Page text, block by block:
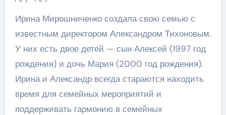
Ирина Мирошниченко создала свою семью с
известным директором Александром Тихоновым.
У них есть двое детей — сын Алексей (1997 год
рождения) и дочь Мария (2000 год рождения).
Ирина и Александр всегда стараются находить
время для семейных мероприятий и
поддерживать гармонию в семейных